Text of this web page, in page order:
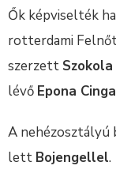
Ők képviselték
rotterdami
szerzett Szokola
lévő Epona
A nehézosztályú
lett Bojengellel.